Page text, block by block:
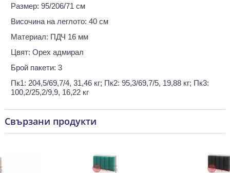
Размер: 95/206/71 см
Височина на леглото: 40 см
Материал: ПДЧ 16 мм
Цвят: Орех адмирал
Брой пакети: 3
Пк1: 204,5/69,7/4, 31,46 кг; Пк2: 95,3/69,7/5, 19,88 кг; Пк3:
100,2/25,2/9,9, 16,22 кг
Свързани продукти